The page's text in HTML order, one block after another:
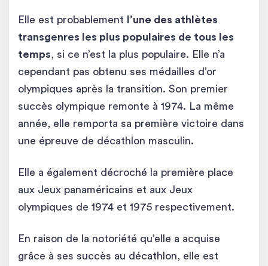
Elle est probablement
l’une des athlètes
transgenres les plus populaires de tous les
temps, si ce n’est la plus populaire. Elle n’a
cependant pas obtenu ses médailles d’or
olympiques après la transition. Son premier
succès olympique remonte à 1974. La même
année, elle remporta sa première victoire dans
une épreuve de décathlon masculin.
Elle a également décroché la première place
aux Jeux panaméricains et aux Jeux
olympiques de 1974 et 1975 respectivement.
En raison de la notoriété qu’elle a acquise
grâce à ses succès au décathlon, elle est